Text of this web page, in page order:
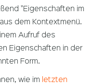
"Eigenschaften im
dem Kontextmenü.
Aufruf des
Eigenschaften in der
Form.
wie im
letzten